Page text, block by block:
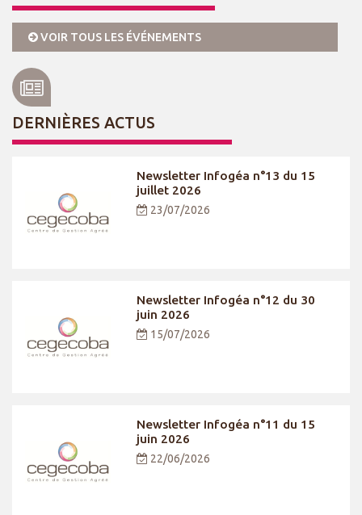
VOIR TOUS LES ÉVÉNEMENTS
DERNIÈRES ACTUS
Newsletter Infogéa n°13 du 15
juillet 2026
23/07/2026
Newsletter Infogéa n°12 du 30
juin 2026
15/07/2026
Newsletter Infogéa n°11 du 15
juin 2026
22/06/2026